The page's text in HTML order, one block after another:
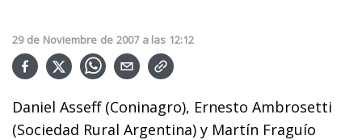
29 de Noviembre de 2007 a las 12:12
Daniel Asseff (Coninagro), Ernesto Ambrosetti
(Sociedad Rural Argentina) y Martín Fraguío